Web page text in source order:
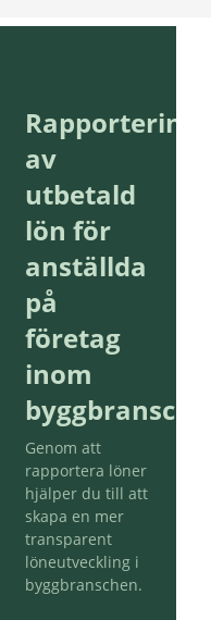
Rapportering
av
utbetald
lön för
anställda
på
företag
inom
Genom att
rapportera löner
hjälper du till att
skapa en mer
transparent
löneutveckling i
byggbranschen.